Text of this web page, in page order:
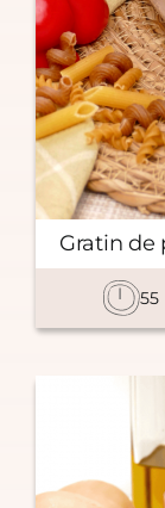
Gratin de
55